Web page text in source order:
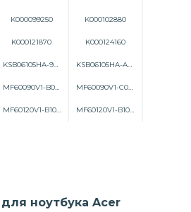
K000099250 K000102880
K000121870 K000124160
KSB06105HA-9M25 KSB06105HA-AC87
MF60090V1-B010-G99 MF60090V1-C060-G99
MF60120V1-B100-G99 MF60120V1-B100-S99
ноутбука Acer